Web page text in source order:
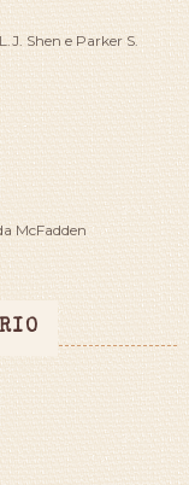
Shen e Parker S.
McFadden